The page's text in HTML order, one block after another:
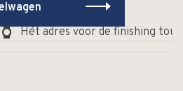
Hét adres voor de finishing